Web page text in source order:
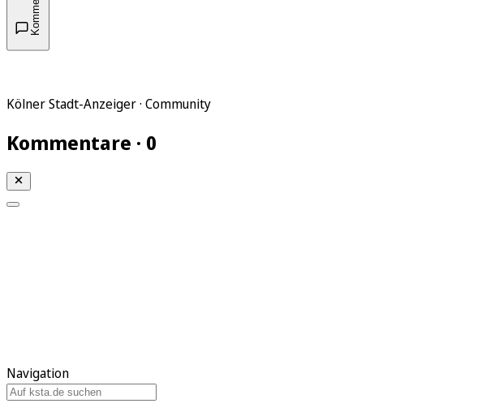
Kölner Stadt-Anzeiger · Community
Kommentare · 0
Navigation